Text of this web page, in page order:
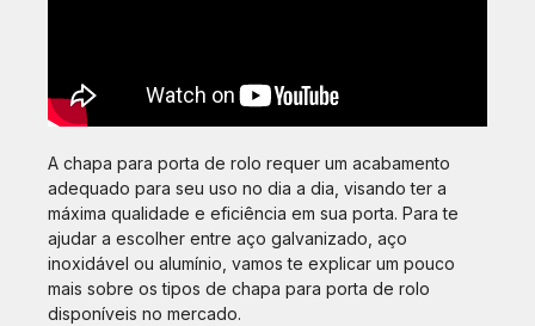
A chapa para porta de rolo requer um acabamento
adequado para seu uso no dia a dia, visando ter a
máxima qualidade e eficiência em sua porta. Para te
ajudar a escolher entre aço galvanizado, aço
inoxidável ou alumínio, vamos te explicar um pouco
mais sobre os tipos de chapa para porta de rolo
disponíveis no mercado.